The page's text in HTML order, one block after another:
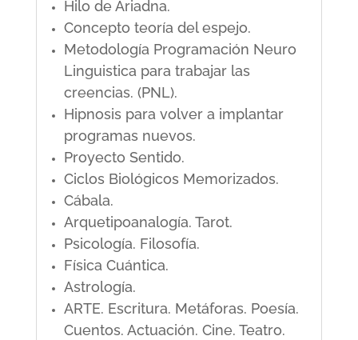
Hilo de Ariadna.
Concepto teoría del espejo.
Metodología Programación Neuro
Linguistica para trabajar las
creencias. (PNL).
Hipnosis para volver a implantar
programas nuevos.
Proyecto Sentido.
Ciclos Biológicos Memorizados.
Cábala.
Arquetipoanalogía. Tarot.
Psicología. Filosofía.
Física Cuántica.
Astrología.
ARTE. Escritura. Metáforas. Poesía.
Cuentos. Actuación. Cine. Teatro.